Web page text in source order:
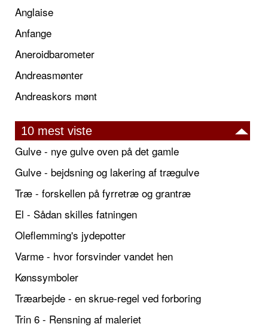
Anglaise
Anfange
Aneroidbarometer
Andreasmønter
Andreaskors mønt
10 mest viste
Gulve - nye gulve oven på det gamle
Gulve - bejdsning og lakering af trægulve
Træ - forskellen på fyrretræ og grantræ
El - Sådan skilles fatningen
Oleflemming's jydepotter
Varme - hvor forsvinder vandet hen
Kønssymboler
Træarbejde - en skrue-regel ved forboring
Trin 6 - Rensning af maleriet